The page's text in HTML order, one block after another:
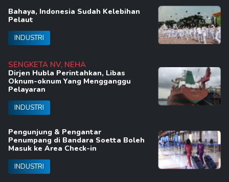
Bahaya, Indonesia Sudah Kelebihan
Pelaut
INDUSTRI
SENGKETA NV, NEHA
Dirjen Hubla Perintahkan, Libas
Oknum-oknum Yang Mengganggu
Pelayaran
INDUSTRI
Pengunjung & Pengantar
Penumpang di Bandara Soetta Boleh
Masuk ke Area Check-in
INDUSTRI